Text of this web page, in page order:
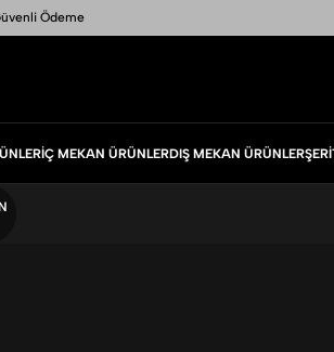
Ödeme
İÇ MEKAN ÜRÜNLERDIŞ MEKAN ÜRÜNLER